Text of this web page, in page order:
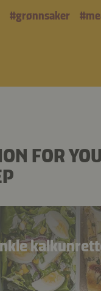
#grønnsaker #
FOR